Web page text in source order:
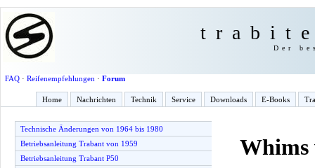
Der
FAQ· Reifenempfehlungen · Forum
Home Nachrichten Technik Service Downloads E-Books
Technische Änderungen von 1964 bis 1980
Betriebsanleitung Trabant von 1959
Betriebsanleitung Trabant P50
Whims